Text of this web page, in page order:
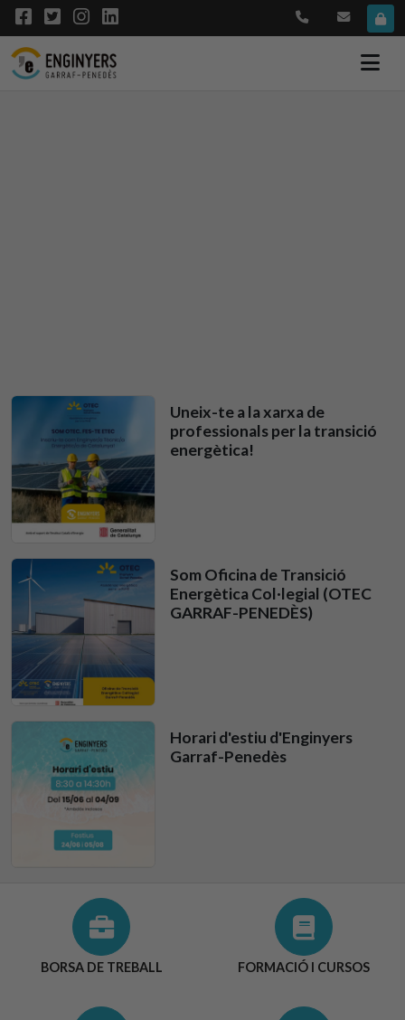
Uneix-te a la xarxa de
professionals per la transició
energètica!
Som Oficina de Transició
Energètica Col·legial (OTEC
GARRAF-PENEDÈS)
Horari d'estiu d'Enginyers
Garraf-Penedès
BORSA DE TREBALL FORMACIÓ I CURSOS